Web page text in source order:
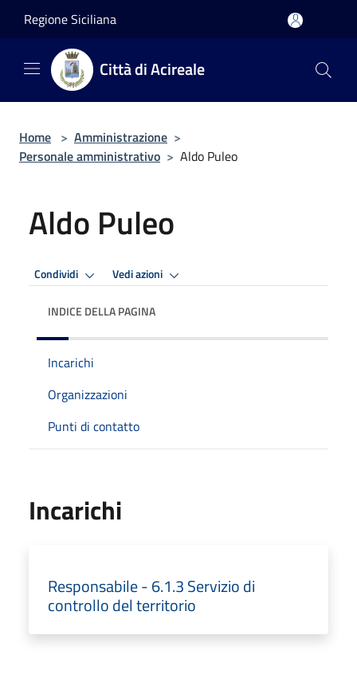
Regione Siciliana
Città di Acireale
Home > Amministrazione >
Personale amministrativo > Aldo Puleo
Aldo Puleo
Condividi Vedi azioni
INDICE DELLA PAGINA
Incarichi
Organizzazioni
Punti di contatto
Incarichi
Responsabile - 6.1.3 Servizio di
controllo del territorio